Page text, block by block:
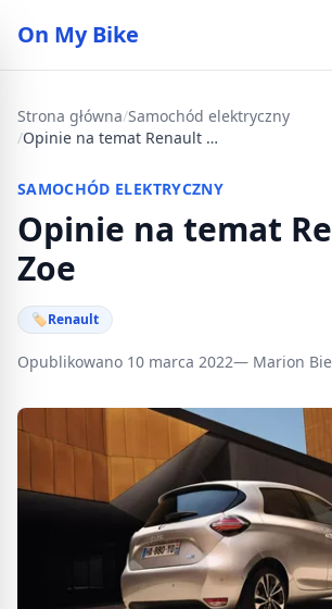
On My Bike
Strona główna/Samochód elektryczny
/
Opinie na temat Renault Zoe
SAMOCHÓD ELEKTRYCZNY
Opinie na temat
Zoe
🏷Renault
Opublikowano 10 marca 2022— Marion